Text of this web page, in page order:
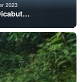
2023